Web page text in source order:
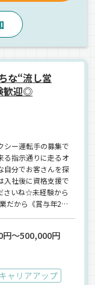
な“流し営
歓迎◎
ー運転手の募集で
る指示通りに走るオ
自分でお客さんを探
入社後に資格支援で
さいね☆未経験から
だから《賞与年2回
クしてみてくださ
円～500,000円
キャリアアップ